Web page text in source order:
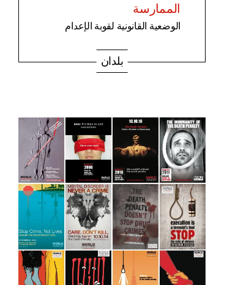
الممارسة
الوضعية القانونية لقوبة الإعدام
بلدان